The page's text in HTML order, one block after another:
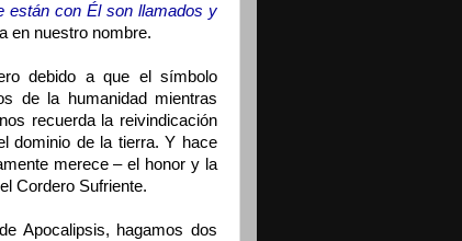
están con Él son llamados y
en nuestro nombre.
debido a que el símbolo
de la humanidad mientras
recuerda la reivindicación
dominio de la tierra. Y hace
merece – el honor y la
Cordero Sufriente.
Apocalipsis, hagamos dos